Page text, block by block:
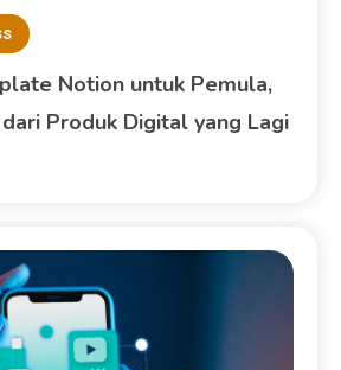
Notion untuk Pemula,
Produk Digital yang Lagi